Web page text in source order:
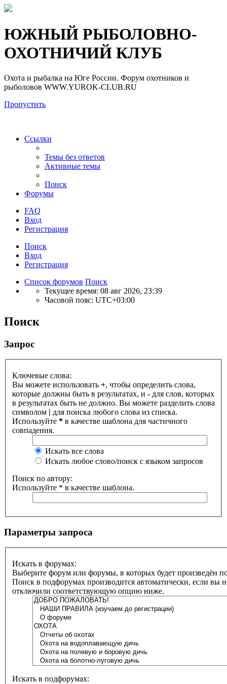
Регистрация
ЮЖНЫЙ РЫБОЛОВНО-
ОХОТНИЧИЙ КЛУБ
Охота и рыбалка на Юге России. Форум охотников и
рыболовов WWW.YUROK-CLUB.RU
Пропустить
Ссылки
Темы без ответов
Активные темы
Поиск
Форумы
FAQ
Вход
Регистрация
Поиск
Вход
Регистрация
Список форумов Поиск
Текущее время: 08 авг 2026, 23:39
Часовой пояс: UTC+03:00
Поиск
Запрос
Ключевые слова:
Вы можете использовать +, чтобы определить слова,
которые должны быть в результатах, и - для слов, которых
в результатах быть не должно. Вы можете разделить слова
символом | для поиска любого слова из списка.
Используйте * в качестве шаблона для частичного
совпадения.
Искать все слова
Искать любое слово/поиск с языком запросов
Поиск по автору:
Используйте * в качестве шаблона.
Параметры запроса
Искать в форумах:
Выберите форум или форумы, в которых будет произведён
Поиск в подфорумах производится автоматически, если вы
отключили соответствующую опцию ниже.
Искать в подфорумах: